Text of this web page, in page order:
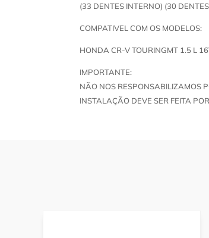
(33 DENTES INTERNO) (30
COMPATIVEL COM OS MODELOS:
HONDA CR-V TOURINGMT 1.5 L
IMPORTANTE:
NÃO NOS RESPONSABILIZAMOS
INSTALAÇÃO DEVE SER FEITA